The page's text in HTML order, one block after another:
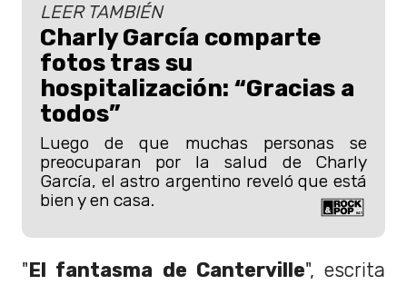
LEER TAMBIÉN
Charly García comparte
fotos tras su
hospitalización: “Gracias a
todos”
Luego de que muchas personas se
preocuparan por la salud de Charly
García, el astro argentino reveló que está
bien y en casa.
"El fantasma de Canterville", escrita